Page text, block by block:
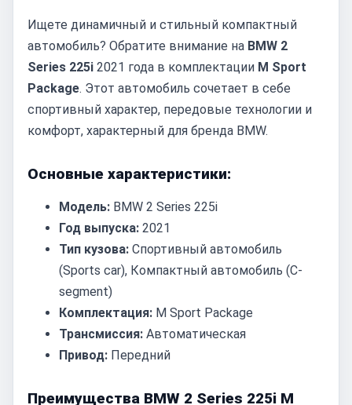
Ищете динамичный и стильный компактный
автомобиль? Обратите внимание на BMW 2
Series 225i 2021 года в комплектации M Sport
Package. Этот автомобиль сочетает в себе
спортивный характер, передовые технологии и
комфорт, характерный для бренда BMW.
Основные характеристики:
Модель: BMW 2 Series 225i
Год выпуска: 2021
Тип кузова: Спортивный автомобиль
(Sports car), Компактный автомобиль (C-
segment)
Комплектация: M Sport Package
Трансмиссия: Автоматическая
Привод: Передний
Преимущества BMW 2 Series 225i M